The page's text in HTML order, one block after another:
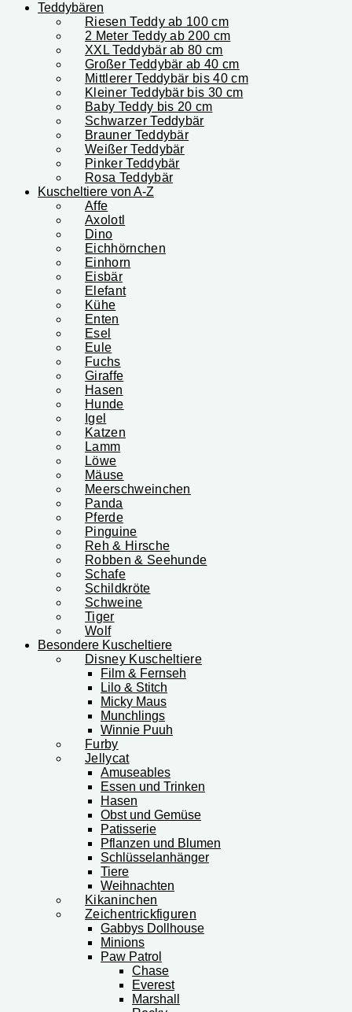
Teddybären
Riesen Teddy ab 100 cm
2 Meter Teddy ab 200 cm
XXL Teddybär ab 80 cm
Großer Teddybär ab 40 cm
Mittlerer Teddybär bis 40 cm
Kleiner Teddybär bis 30 cm
Baby Teddy bis 20 cm
Schwarzer Teddybär
Brauner Teddybär
Weißer Teddybär
Pinker Teddybär
Rosa Teddybär
Kuscheltiere von A-Z
Affe
Axolotl
Dino
Eichhörnchen
Einhorn
Eisbär
Elefant
Kühe
Enten
Esel
Eule
Fuchs
Giraffe
Hasen
Hunde
Igel
Katzen
Lamm
Löwe
Mäuse
Meerschweinchen
Panda
Pferde
Pinguine
Reh & Hirsche
Robben & Seehunde
Schafe
Schildkröte
Schweine
Tiger
Wolf
Besondere Kuscheltiere
Disney Kuscheltiere
Film & Fernseh
Lilo & Stitch
Micky Maus
Munchlings
Winnie Puuh
Furby
Jellycat
Amuseables
Essen und Trinken
Hasen
Obst und Gemüse
Patisserie
Pflanzen und Blumen
Schlüsselanhänger
Tiere
Weihnachten
Kikaninchen
Zeichentrickfiguren
Gabbys Dollhouse
Minions
Paw Patrol
Chase
Everest
Marshall